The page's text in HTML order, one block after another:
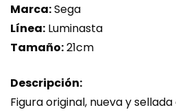
Marca:Sega
Línea: Luminasta
Tamaño:21cm
Descripción:
Figura original, nueva y sellada